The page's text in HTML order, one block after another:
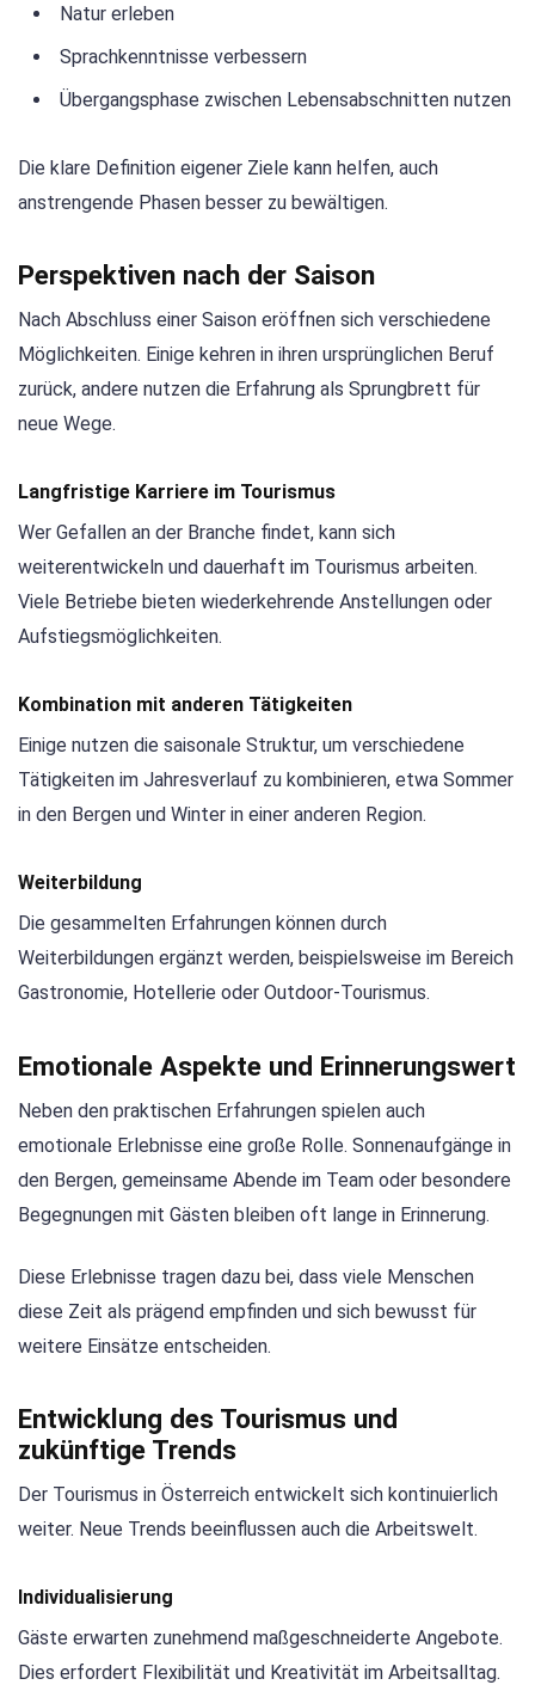
Natur erleben
Sprachkenntnisse verbessern
Übergangsphase zwischen Lebensabschnitten nutzen
Die klare Definition eigener Ziele kann helfen, auch
anstrengende Phasen besser zu bewältigen.
Perspektiven nach der Saison
Nach Abschluss einer Saison eröffnen sich verschiedene
Möglichkeiten. Einige kehren in ihren ursprünglichen Beruf
zurück, andere nutzen die Erfahrung als Sprungbrett für
neue Wege.
Langfristige Karriere im Tourismus
Wer Gefallen an der Branche findet, kann sich
weiterentwickeln und dauerhaft im Tourismus arbeiten.
Viele Betriebe bieten wiederkehrende Anstellungen oder
Aufstiegsmöglichkeiten.
Kombination mit anderen Tätigkeiten
Einige nutzen die saisonale Struktur, um verschiedene
Tätigkeiten im Jahresverlauf zu kombinieren, etwa Sommer
in den Bergen und Winter in einer anderen Region.
Weiterbildung
Die gesammelten Erfahrungen können durch
Weiterbildungen ergänzt werden, beispielsweise im Bereich
Gastronomie, Hotellerie oder Outdoor-Tourismus.
Emotionale Aspekte und Erinnerungswert
Neben den praktischen Erfahrungen spielen auch
emotionale Erlebnisse eine große Rolle. Sonnenaufgänge in
den Bergen, gemeinsame Abende im Team oder besondere
Begegnungen mit Gästen bleiben oft lange in Erinnerung.
Diese Erlebnisse tragen dazu bei, dass viele Menschen
diese Zeit als prägend empfinden und sich bewusst für
weitere Einsätze entscheiden.
Entwicklung des Tourismus und
zukünftige Trends
Der Tourismus in Österreich entwickelt sich kontinuierlich
weiter. Neue Trends beeinflussen auch die Arbeitswelt.
Individualisierung
Gäste erwarten zunehmend maßgeschneiderte Angebote.
Dies erfordert Flexibilität und Kreativität im Arbeitsalltag.